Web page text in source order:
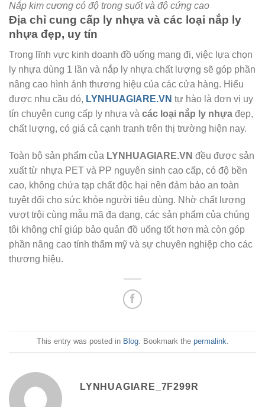
Nắp kim cương có độ trong suốt và độ cứng cao
Địa chỉ cung cấp ly nhựa và các loại nắp ly
nhựa đẹp, uy tín
Trong lĩnh vực kinh doanh đồ uống mang đi, việc lựa chọn
ly nhựa dùng 1 lần và nắp ly nhựa chất lượng sẽ góp phần
nâng cao hình ảnh thương hiệu của các cửa hàng. Hiểu
được nhu cầu đó, LYNHUAGIARE.VN tự hào là đơn vị uy
tín chuyên cung cấp ly nhựa và các loại nắp ly nhựa đẹp,
chất lượng, có giá cả cạnh tranh trên thị trường hiện nay.
Toàn bộ sản phẩm của LYNHUAGIARE.VN đều được sản
xuất từ nhựa PET và PP nguyên sinh cao cấp, có độ bền
cao, không chứa tạp chất độc hại nên đảm bảo an toàn
tuyệt đối cho sức khỏe người tiêu dùng. Nhờ chất lượng
vượt trội cùng mẫu mã đa dạng, các sản phẩm của chúng
tôi không chỉ giúp bảo quản đồ uống tốt hơn mà còn góp
phần nâng cao tính thẩm mỹ và sự chuyên nghiệp cho các
thương hiệu.
This entry was posted in Blog. Bookmark the permalink
LYNHUAGIARE_7F299R